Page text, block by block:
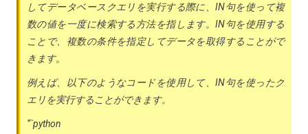
してデータベースクエリを実行する際に、IN句を使って複
数の値を一度に検索する方法を指します。IN句を使用する
ことで、複数の条件を指定してデータを取得することがで
きます。
例えば、以下のようなコードを使用して、IN句を使ったク
エリを実行することができます。
“`python